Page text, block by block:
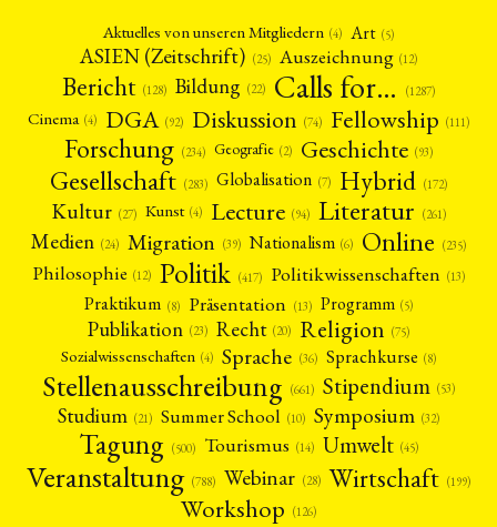
Aktuelles von unseren Mitgliedern (4) Art (5)
ASIEN (Zeitschrift) (25) Auszeichnung (12)
Bericht (128) Bildung (22) Calls for… (1287)
Cinema (4) DGA (92) Diskussion (74) Fellowship (111)
Forschung (234) Geografie (2) Geschichte (93)
Gesellschaft (283) Globalisation (7) Hybrid (172)
Kultur (27) Kunst (4) Lecture (94) Literatur (261)
Medien (24) Migration (39) Nationalism (6) Online (235)
Philosophie (12) Politik (417) Politikwissenschaften (13)
Praktikum (8) Präsentation (13) Programm (5)
Publikation (23) Recht (20) Religion (75)
Sozialwissenschaften (4) Sprache (36) Sprachkurse (8)
Stellenausschreibung (661) Stipendium (53)
Studium (21) Summer School (10) Symposium (32)
Tagung (500) Tourismus (14) Umwelt (45)
Veranstaltung (788) Webinar (28) Wirtschaft (199)
Workshop (126)